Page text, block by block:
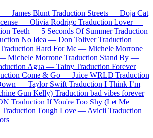
— James Blunt Traduction Streets — Doja Cat
— Olivia Rodrigo Traduction Lover —
Teeth — 5 Seconds Of Summer Traduction
No Idea — Don Toliver Traduction
Traduction Hard For Me — Michele Morrone
— Michele Morrone Traduction Stand By —
Agua — Tainy Traduction Forever
Come & Go — Juice WRLD Traduction
— Taylor Swift Traduction I Think I’m
Gun Kelly) Traduction bad vibes forever
Traduction If You're Too Shy (Let Me
Traduction Tough Love — Avicii Traduction